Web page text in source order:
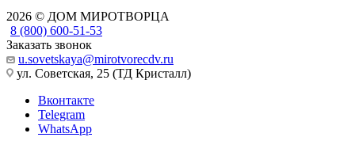
2026 © ДОМ МИРОТВОРЦА
8 (800) 600-51-53
Заказать звонок
u.sovetskaya@mirotvorecdv.ru
ул. Советская, 25 (ТД Кристалл)
Вконтакте
Telegram
WhatsApp